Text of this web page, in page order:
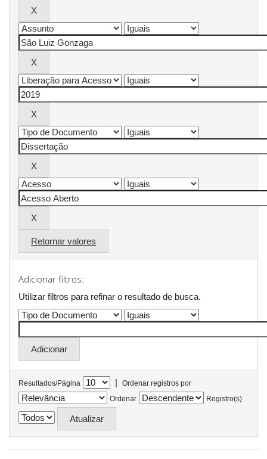
Retornar valores
Adicionar filtros:
Utilizar filtros para refinar o resultado de busca.
Resultados/Página |
Ordenar registros por
Ordenar
Registro(s)